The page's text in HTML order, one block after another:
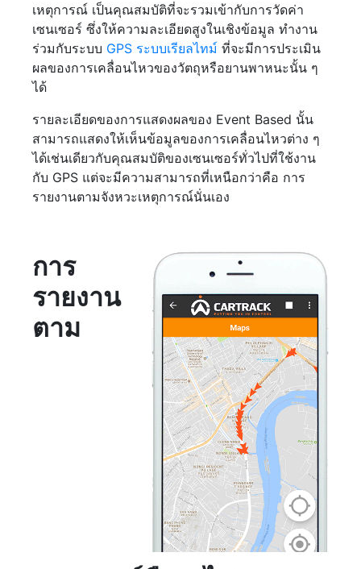
เหตุการณ์ เป็นคุณสมบัติที่จะรวมเข้ากับการวัดค่า
เซนเซอร์ ซึ่งให้ความละเอียดสูงในเชิงข้อมูล ทำงาน
ร่วมกับระบบ GPS ระบบเรียลไทม์ ที่จะมีการประเมิน
ผลของการเคลื่อนไหวของวัตถุหรือยานพาหนะนั้น ๆ
ได้
รายละเอียดของการแสดงผลของ Event Based นั้น
สามารถแสดงให้เห็นข้อมูลของการเคลื่อนไหวต่าง ๆ
ได้เช่นเดียวกับคุณสมบัติของเซนเซอร์ทั่วไปที่ใช้งาน
กับ GPS แต่จะมีความสามารถที่เหนือกว่าคือ การ
รายงานตามจังหวะเหตุการณ์นั่นเอง
การ
รายงาน
ตาม